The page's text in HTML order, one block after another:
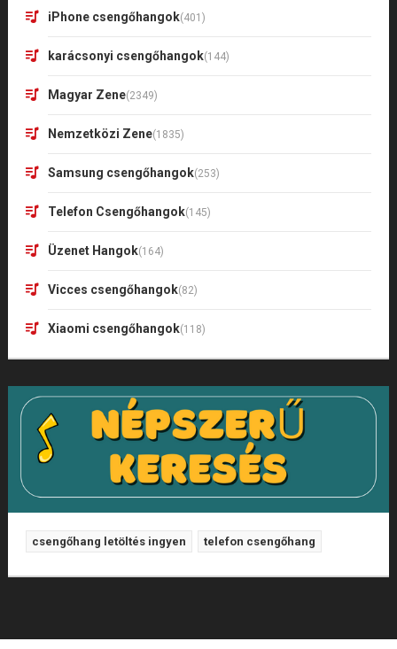
iPhone csengőhangok(401)
karácsonyi csengőhangok(144)
Magyar Zene(2349)
Nemzetközi Zene(1835)
Samsung csengőhangok(253)
Telefon Csengőhangok(145)
Üzenet Hangok(164)
Vicces csengőhangok(82)
Xiaomi csengőhangok(118)
csengőhang letöltés ingyen telefon csengőhang